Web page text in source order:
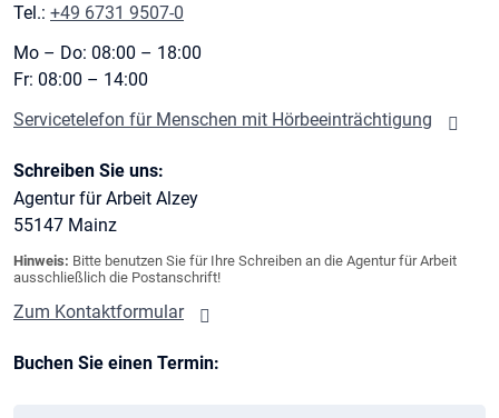
Tel.: +49 6731 9507-0
Mo – Do: 08:00 – 18:00
Fr: 08:00 – 14:00
Servicetelefon für Menschen mit Hörbeeinträchtigung
Schreiben Sie uns:
Agentur für Arbeit Alzey
55147 Mainz
Hinweis: Bitte benutzen Sie für Ihre Schreiben an die Agentur für Arbeit
ausschließlich die Postanschrift!
Zum Kontaktformular
Buchen Sie einen Termin: